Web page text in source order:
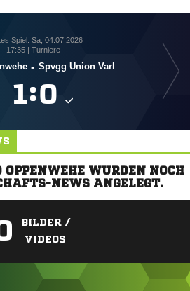
Spiel: Sa, 04.07.2026
17:35 | Turniere
- Spvgg Union Varl
:
OPPENWEHE WURDEN NOCH
NEWS ANGELEGT.
BILDER /
VIDEOS